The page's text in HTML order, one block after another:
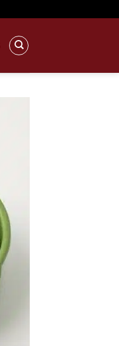
للمحتوى